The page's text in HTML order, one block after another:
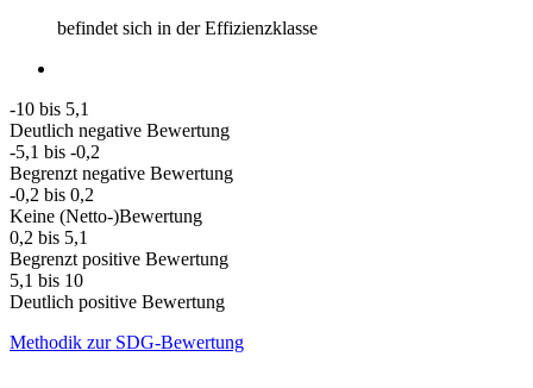
befindet sich in der Effizienzklasse
-10 bis 5,1
Deutlich negative Bewertung
-5,1 bis -0,2
Begrenzt negative Bewertung
-0,2 bis 0,2
Keine (Netto-)Bewertung
0,2 bis 5,1
Begrenzt positive Bewertung
5,1 bis 10
Deutlich positive Bewertung
Methodik zur SDG-Bewertung